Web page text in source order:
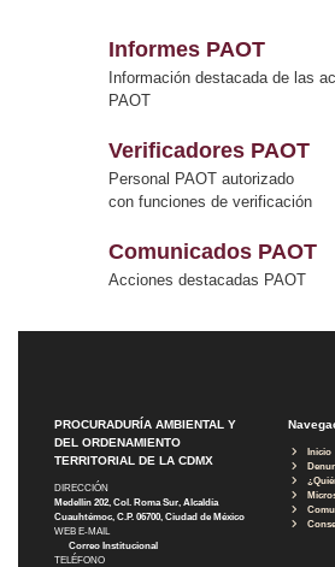
Informes PAOT
Información destacada de las
PAOT
Verificadores PAOT
Personal PAOT autorizado
con funciones de verificación
Comunicados PAOT
Acciones destacadas PAOT
PROCURADURÍA AMBIENTAL Y
DEL ORDENAMIENTO
TERRITORIAL DE LA CDMX
DIRECCIÓN
Medellín 202, Col. Roma Sur, Alcaldía
Cuauhtémoc, C.P. 06700, Ciudad de México
WEB E-MAIL
Correo Institucional
TELÉFONO
Inicio